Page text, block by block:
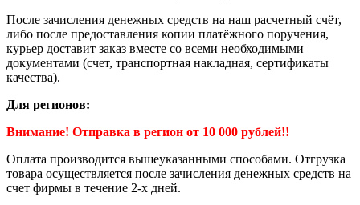
После зачисления денежных средств на наш расчетный счёт,
либо после предоставления копии платёжного поручения,
курьер доставит заказ вместе со всеми необходимыми
документами (счет, транспортная накладная, сертификаты
качества).
Для регионов:
Внимание! Отправка в регион от 10 000 рублей!!
Оплата производится вышеуказанными способами. Отгрузка
товара осуществляется после зачисления денежных средств на
счет фирмы в течение 2-х дней.